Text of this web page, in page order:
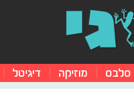
סלבס מוזיקה דיגיטל